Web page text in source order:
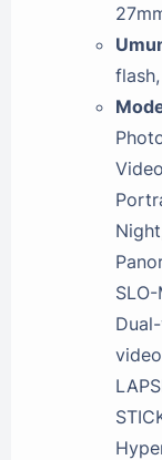
SLO-